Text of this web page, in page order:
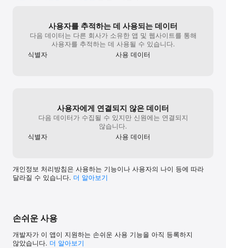
사용자를 추적하는 데 사용되는 데이터
다음 데이터는 다른 회사가 소유한 앱 및 웹사이트를 통해
사용자를 추적하는 데 사용될 수 있습니다.
식별자
사용 데이터
사용자에게 연결되지 않은 데이터
다음 데이터가 수집될 수 있지만 신원에는 연결되지
않습니다.
식별자
사용 데이터
개인정보 처리방침은 사용하는 기능이나 사용자의 나이 등에 따라
달라질 수 있습니다. 더 알⁠아⁠보⁠기
손쉬운 사용
개발자가 이 앱이 지원하는 손쉬운 사용 기능을 아직 등록하지
않았습니다. 더 알아보기